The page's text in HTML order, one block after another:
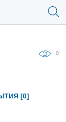
0
[0]